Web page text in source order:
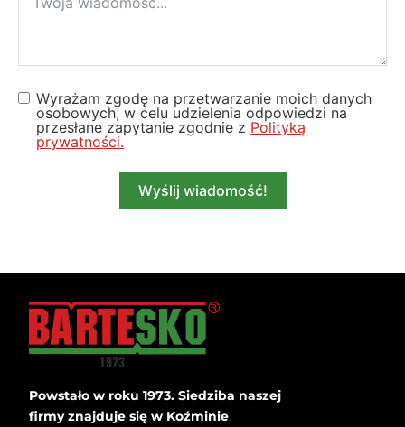
Wyrażam zgodę na przetwarzanie moich danych
osobowych, w celu udzielenia odpowiedzi na
przesłane zapytanie zgodnie z Polityką
prywatności.
Wyślij wiadomość!
Powstało w roku 1973. Siedziba naszej
firmy znajduje się w Koźminie